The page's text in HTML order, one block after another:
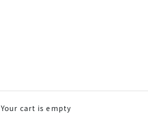
Your cart is empty